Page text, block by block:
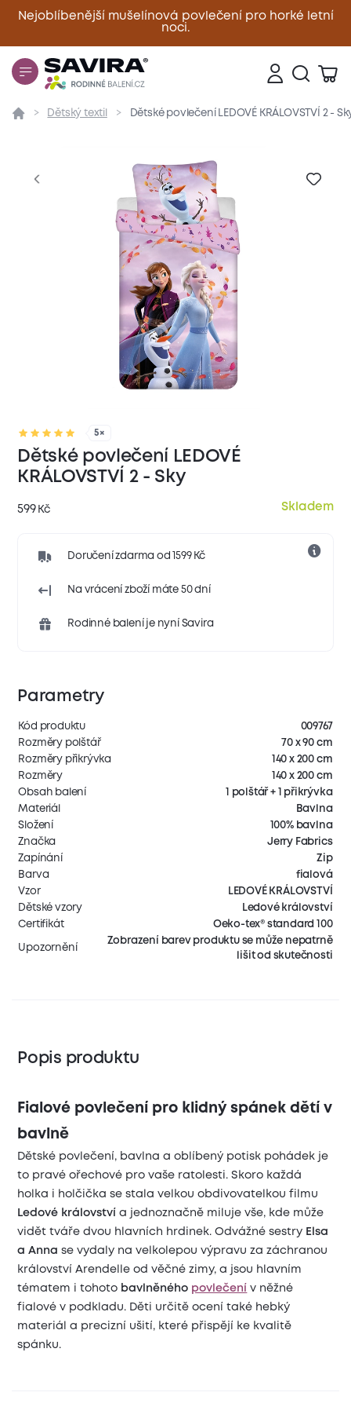
Nejoblíbenější mušelínová povlečení pro horké letní
noci.
Zavřít
Přehled Parametry Popis produktu Materiál
Dětský textil Dětské povlečení LEDOVÉ KRÁLOVSTVÍ 2 -
5×
Dětské povlečení LEDOVÉ
KRÁLOVSTVÍ 2 - Sky
599 Kč Skladem
Doručení zdarma od 1599 Kč
Na vrácení zboží máte 50 dní
Rodinné balení je nyní Savira
Parametry
Kód produktu
009767
Rozměry polštář
70 x 90 cm
Rozměry přikrývka
140 x 200 cm
Rozměry
140 x 200 cm
Obsah balení
1 polštář + 1 přikrývka
Materiál
Bavlna
Složení
100% bavlna
Značka
Jerry Fabrics
Zapínání
Zip
Barva
fialová
Vzor
LEDOVÉ KRÁLOVSTVÍ
Dětské vzory
Ledové království
Certifikát
Oeko-tex® standard 100
Upozornění
Zobrazení barev produktu se může nepatrně
lišit od skutečnosti
Popis produktu
Fialové povlečení pro klidný spánek dětí v
bavlně
Dětské povlečení, bavlna a oblíbený potisk pohádek je
to pravé ořechové pro vaše ratolesti. Skoro každá
holka i holčička se stala velkou obdivovatelkou filmu
Ledové království
a jednoznačně miluje vše, kde může
vidět tváře dvou hlavních hrdinek. Odvážné sestry Elsa
a Anna se vydaly na velkolepou výpravu za záchranou
království Arendelle od věčné zimy, a jsou hlavním
tématem i tohoto bavlněného povlečení
v něžné
fialové v podkladu. Děti určitě ocení také hebký
materiál a precizní ušití, které přispějí ke kvalitě
spánku.